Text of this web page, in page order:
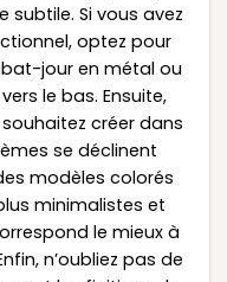
subtile. Si vous avez
optez pour
jour en métal ou
le bas. Ensuite,
créer dans
se déclinent
modèles colorés
minimalistes et
le mieux à
n’oubliez pas de